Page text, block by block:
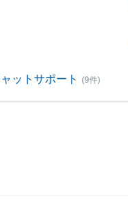
ットサポート (9件)